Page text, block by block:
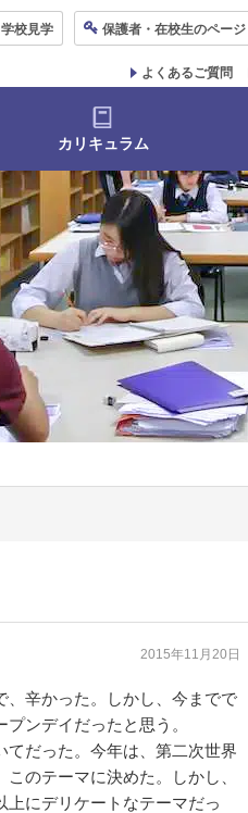
学校見学 保護者 ・在校生のページ
よくあるご質問
カリキュラム
2015年11月20日
、辛かった。しかし、今までで
ンデイだったと思う。
だった。今年は、第二次世界
のテーマに決めた。しかし、
にデリケートなテーマだっ